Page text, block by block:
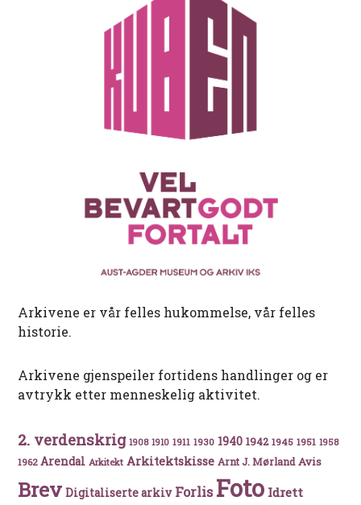
Arkivene er vår felles hukommelse, vår felles
historie.
Arkivene gjenspeiler fortidens handlinger og er
avtrykk etter menneskelig aktivitet.
2. verdenskrig 1908 1910 1911 1930 1940 1942 1945 1951 1958
1962 Arendal Arkitekt Arkitektskisse Arnt J. Mørland Avis
Brev Digitaliserte arkiv Forlis Foto Idrett